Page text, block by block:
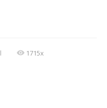
1715x